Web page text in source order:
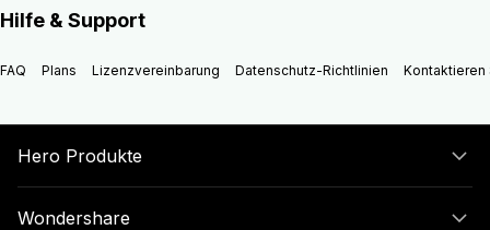
Hilfe & Support
FAQ Plans Lizenzvereinbarung Datenschutz-Richtlinien Kontaktieren
Hero Produkte
Wondershare